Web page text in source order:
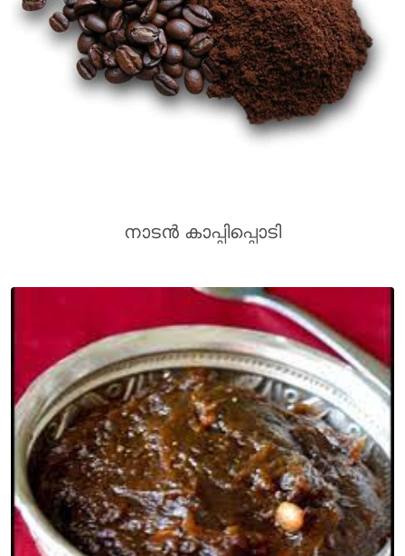
നാടൻ കാപ്പിപ്പൊടി